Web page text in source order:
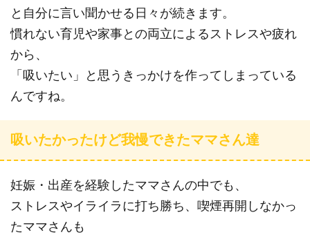
と自分に言い聞かせる日々が続きます。
慣れない育児や家事との両立によるストレスや疲れ
から、
「吸いたい」と思うきっかけを作ってしまっている
んですね。
吸いたかったけど我慢できたママさん達
妊娠・出産を経験したママさんの中でも、
ストレスやイライラに打ち勝ち、喫煙再開しなかっ
たママさんも